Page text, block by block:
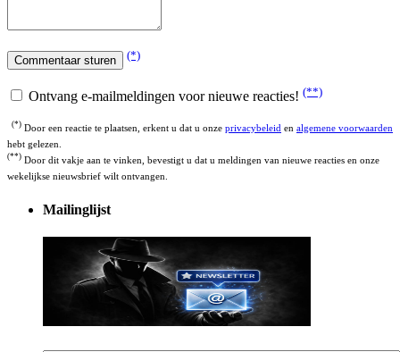
(*)
Ontvang e-mailmeldingen voor nieuwe reacties! (**)
(*) Door een reactie te plaatsen, erkent u dat u onze privacybeleid en algemene voorwaarden
hebt gelezen.
(**) Door dit vakje aan te vinken, bevestigt u dat u meldingen van nieuwe reacties en onze
wekelijkse nieuwsbrief wilt ontvangen.
Mailinglijst